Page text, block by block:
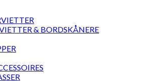
& BORDSKÅNERE